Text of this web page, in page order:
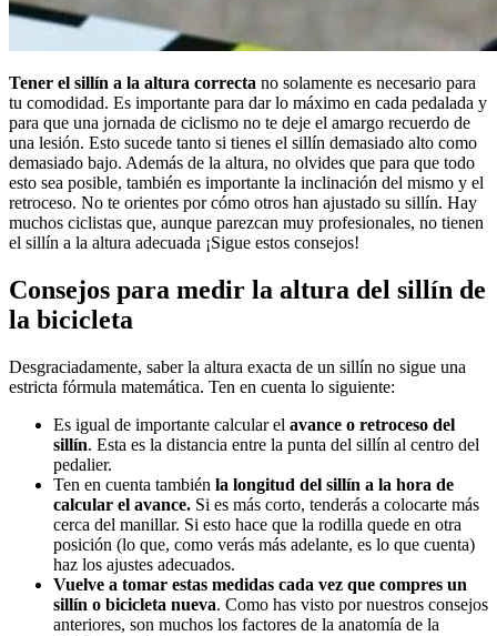
Tener el sillín a la altura correcta no solamente es necesario para
tu comodidad. Es importante para dar lo máximo en cada pedalada y
para que una jornada de ciclismo no te deje el amargo recuerdo de
una lesión. Esto sucede tanto si tienes el sillín demasiado alto como
demasiado bajo. Además de la altura, no olvides que para que todo
esto sea posible, también es importante la inclinación del mismo y el
retroceso. No te orientes por cómo otros han ajustado su sillín. Hay
muchos ciclistas que, aunque parezcan muy profesionales, no tienen
el sillín a la altura adecuada ¡Sigue estos consejos!
Consejos para medir la altura del sillín de
la bicicleta
Desgraciadamente, saber la altura exacta de un sillín no sigue una
estricta fórmula matemática. Ten en cuenta lo siguiente:
Es igual de importante calcular el avance o retroceso del
sillín. Esta es la distancia entre la punta del sillín al centro del
pedalier.
Ten en cuenta también la longitud del sillín a la hora de
calcular el avance. Si es más corto, tenderás a colocarte más
cerca del manillar. Si esto hace que la rodilla quede en otra
posición (lo que, como verás más adelante, es lo que cuenta)
haz los ajustes adecuados.
Vuelve a tomar estas medidas cada vez que compres un
sillín o bicicleta nueva. Como has visto por nuestros consejos
anteriores, son muchos los factores de la anatomía de la